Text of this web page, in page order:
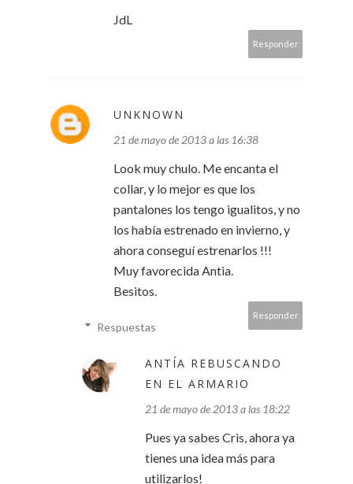
JdL
Responder
UNKNOWN
21 de mayo de 2013 a las 16:38
Look muy chulo. Me encanta el
collar, y lo mejor es que los
pantalones los tengo igualitos, y no
los había estrenado en invierno, y
ahora conseguí estrenarlos !!!
Muy favorecida Antia.
Besitos.
Responder
Respuestas
ANTÍA REBUSCANDO
EN EL ARMARIO
21 de mayo de 2013 a las 18:22
Pues ya sabes Cris, ahora ya
tienes una idea más para
utilizarlos!